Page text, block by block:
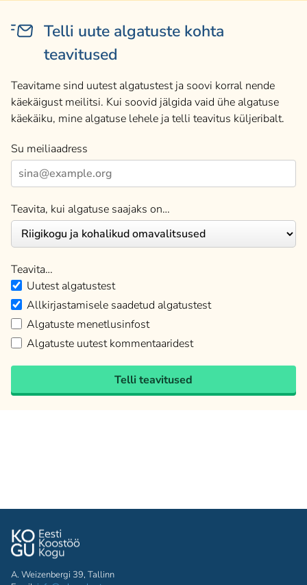
Telli uute algatuste kohta
teavitused
Teavitame sind uutest algatustest ja soovi korral nende
käekäigust meilitsi. Kui soovid jälgida vaid ühe algatuse
käekäiku, mine algatuse lehele ja telli teavitus küljeribalt.
Su meiliaadress
Teavita, kui algatuse saajaks on…
Teavita…
Uutest algatustest
Allkirjastamisele saadetud algatustest
Algatuste menetlusinfost
Algatuste uutest kommentaaridest
Telli teavitused
A. Weizenbergi 39, Tallinn